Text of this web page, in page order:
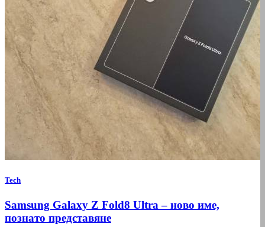
Tech
Samsung Galaxy Z Fold8 Ultra – ново име,
познато представяне